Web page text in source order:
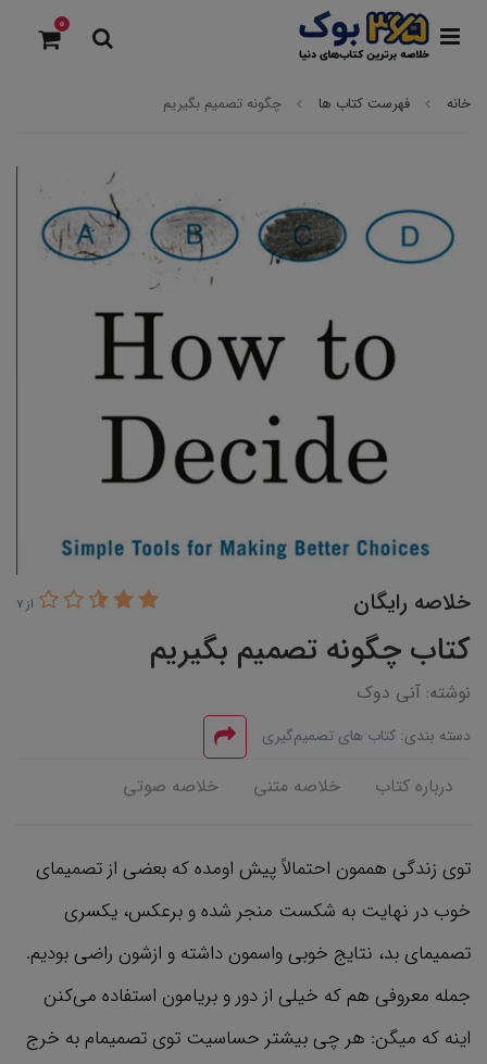
0
خانه فهرست کتاب ها چگونه تصمیم بگیریم
خلاصه رایگان از 7
کتاب چگونه تصمیم بگیریم
نوشته: آنی دوک
دسته بندی: کتاب های تصمیم‌گیری
درباره کتاب خلاصه متنی خلاصه صوتی
توی زندگی هممون احتمالاً پیش اومده که بعضی از تصمیمای
خوب در نهایت به شکست منجر شده و برعکس، یکسری
تصمیمای بد، نتایج خوبی واسمون داشته و ازشون راضی بودیم.
جمله معروفی هم که خیلی از دور و بریامون استفاده می‌کنن
اینه که میگن: هر چی بیشتر حساسیت توی تصمیمام به خرج